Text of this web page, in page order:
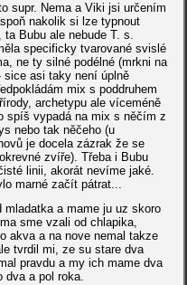
supr. Nema a Viki jsi určením
nakolik si lze typnout
ta Bubu ale nebude T. s.
specificky tvarované svislé
ne ty silné podélné (mrkni na
sice asi taky není úplně
mix s poddruhem
archetypu ale víceméně
spíš vypadá na mix s něčím z
nebo tak něčeho (u
je docela zázrak že se
zvíře). Třeba i Bubu
linii, akorát nevíme jaké.
marné začít pátrat...
mladatka a mame ju uz skoro
sme vzali od chlapika,
akva a na nove nemal takze
tvrdil mi, ze su stare dva
pravdu a my ich mame dva
dva a pol roka.